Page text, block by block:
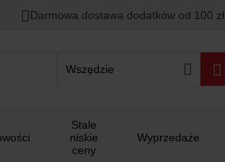
Darmowa dostawa dodatków od 100 zł
Wszędzie
Stale
niskie
ceny
Wyprzedaże